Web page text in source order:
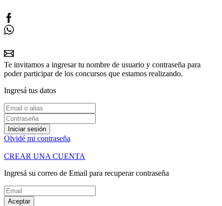
Te invitamos a ingresar tu nombre de usuario y contraseña para
poder participar de los concursos que estamos realizando.
Ingresá tus datos
Iniciar sesión
Olvidé mi contraseña
CREAR UNA CUENTA
Ingresá su correo de Email para recuperar contraseña
Aceptar